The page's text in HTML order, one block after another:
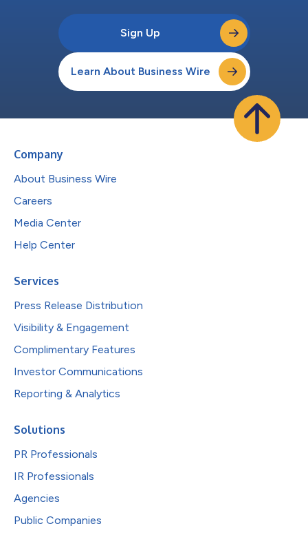
Sign Up
Learn About Business Wire
Company
About Business Wire
Careers
Media Center
Help Center
Services
Press Release Distribution
Visibility & Engagement
Complimentary Features
Investor Communications
Reporting & Analytics
Solutions
PR Professionals
IR Professionals
Agencies
Public Companies